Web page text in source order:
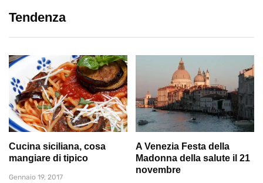
Tendenza
Cucina siciliana, cosa
mangiare di tipico
Gennaio 19, 2017
A Venezia Festa della
Madonna della salute il 21
novembre